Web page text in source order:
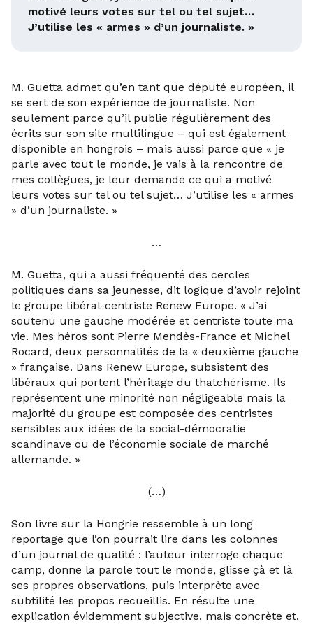
motivé leurs votes sur tel ou tel sujet…
J’utilise les « armes » d’un journaliste. »
M. Guetta admet qu’en tant que député européen, il
se sert de son expérience de journaliste. Non
seulement parce qu’il publie régulièrement des
écrits sur son site multilingue – qui est également
disponible en hongrois – mais aussi parce que « je
parle avec tout le monde, je vais à la rencontre de
mes collègues, je leur demande ce qui a motivé
leurs votes sur tel ou tel sujet… J’utilise les « armes
» d’un journaliste. »
…
M. Guetta, qui a aussi fréquenté des cercles
politiques dans sa jeunesse, dit logique d’avoir rejoint
le groupe libéral-centriste Renew Europe. « J’ai
soutenu une gauche modérée et centriste toute ma
vie. Mes héros sont Pierre Mendès-France et Michel
Rocard, deux personnalités de la « deuxième gauche
» française. Dans Renew Europe, subsistent des
libéraux qui portent l’héritage du thatchérisme. Ils
représentent une minorité non négligeable mais la
majorité du groupe est composée des centristes
sensibles aux idées de la social-démocratie
scandinave ou de l’économie sociale de marché
allemande. »
(…)
Son livre sur la Hongrie ressemble à un long
reportage que l’on pourrait lire dans les colonnes
d’un journal de qualité : l’auteur interroge chaque
camp, donne la parole tout le monde, glisse çà et là
ses propres observations, puis interprète avec
subtilité les propos recueillis. En résulte une
explication évidemment subjective, mais concrète et,